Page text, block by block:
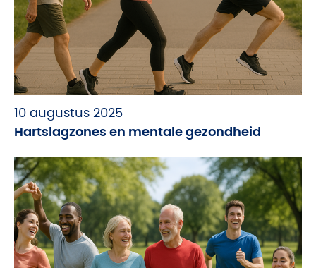
10 augustus 2025
Hartslagzones en mentale gezondheid